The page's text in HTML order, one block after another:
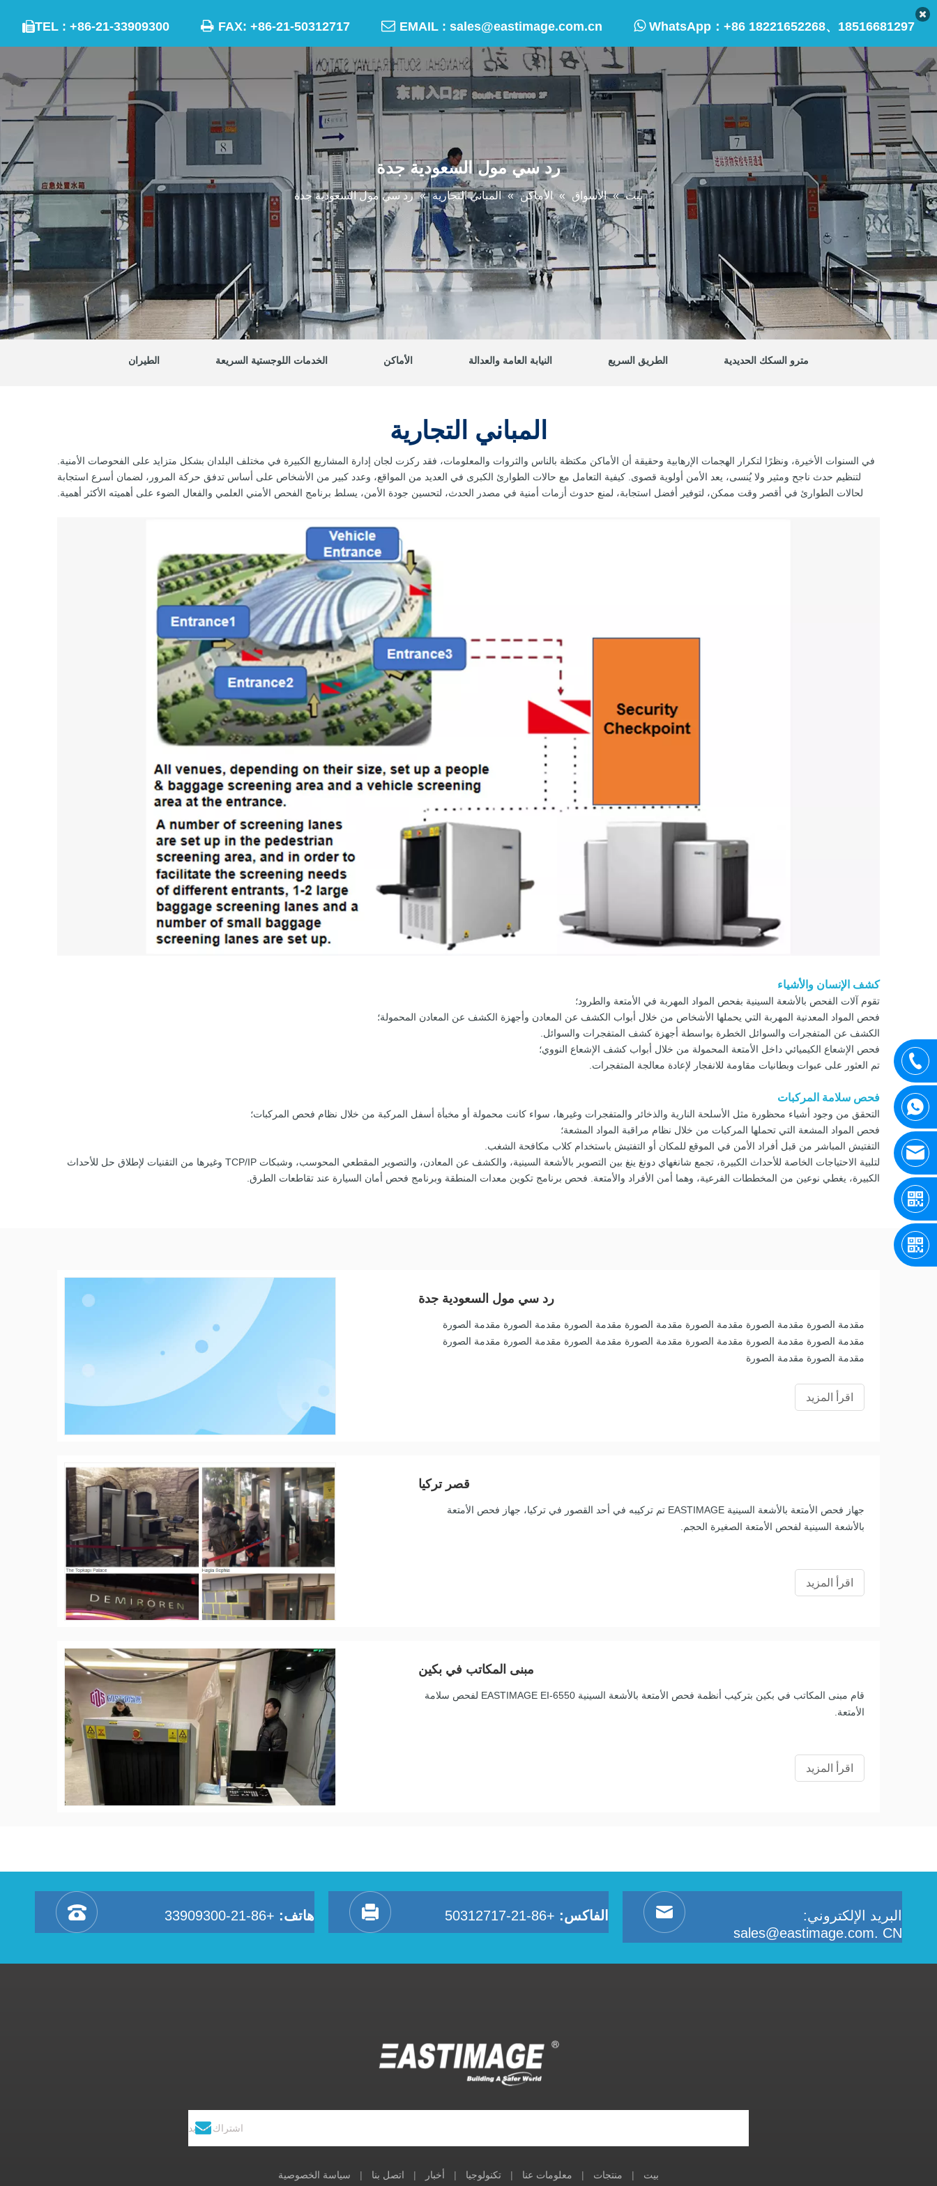
TEL : +86-21-33909300  FAX: +86-21-50312717  EMAIL : sales@eastimage.com.cn WhatsApp： +86 18221652268、18516681297
رد سي مول السعودية جدة
بيت » الأسواق » الأماكن » المباني التجارية » رد سي مول السعودية جدة
مترو السكك الحديدية الطريق السريع النيابة العامة والعدالة الأماكن الخدمات اللوجستية السريعة الطيران
المباني التجارية
في السنوات الأخيرة، ونظرًا لتكرار الهجمات الإرهابية وحقيقة أن الأماكن مكتظة بالناس والثروات والمعلومات، فقد ركزت لجان إدارة المشاريع الكبيرة في مختلف البلدان بشكل متزايد على الفحوصات الأمنية.
لتنظيم حدث ناجح ومثير ولا يُنسى، يعد الأمن أولوية قصوى. كيفية التعامل مع حالات الطوارئ الكبرى في العديد من المواقع، وعدد كبير من الأشخاص على أساس تدفق حركة المرور، لضمان أسرع استجابة
لحالات الطوارئ في أقصر وقت ممكن، لتوفير أفضل استجابة، لمنع حدوث أزمات أمنية في مصدر الحدث، لتحسين جودة الأمن، يسلط برنامج الفحص الأمني ​​العلمي والفعال الضوء على أهميته الأكثر أهمية.
كشف الإنسان والأشياء
تقوم آلات الفحص بالأشعة السينية بفحص المواد المهربة في الأمتعة والطرود؛
فحص المواد المعدنية المهربة التي يحملها الأشخاص من خلال أبواب الكشف عن المعادن وأجهزة الكشف عن المعادن المحمولة؛
الكشف عن المتفجرات والسوائل الخطرة بواسطة أجهزة كشف المتفجرات والسوائل.
فحص الإشعاع الكيميائي داخل الأمتعة المحمولة من خلال أبواب كشف الإشعاع النووي؛
تم العثور على عبوات وبطانيات مقاومة للانفجار لإعادة معالجة المتفجرات.
فحص سلامة المركبات
التحقق من وجود أشياء محظورة مثل الأسلحة النارية والذخائر والمتفجرات وغيرها، سواء كانت محمولة أو مخبأة أسفل المركبة من خلال نظام فحص المركبات؛
فحص المواد المشعة التي تحملها المركبات من خلال نظام مراقبة المواد المشعة؛
التفتيش المباشر من قبل أفراد الأمن في الموقع للمكان أو التفتيش باستخدام كلاب مكافحة الشغب.
لتلبية الاحتياجات الخاصة للأحداث الكبيرة، تجمع شانغهاي دونغ ينغ بين التصوير بالأشعة السينية، والكشف عن المعادن، والتصوير المقطعي المحوسب، وشبكات TCP/IP وغيرها من التقنيات لإطلاق حل للأحداث
الكبيرة، يغطي نوعين من المخططات الفرعية، وهما أمن الأفراد والأمتعة. فحص برنامج تكوين معدات المنطقة وبرنامج فحص أمان السيارة عند تقاطعات الطرق.
رد سي مول السعودية جدة
مقدمة الصورة مقدمة الصورة مقدمة الصورة مقدمة الصورة مقدمة الصورة مقدمة الصورة مقدمة الصورة
مقدمة الصورة مقدمة الصورة مقدمة الصورة مقدمة الصورة مقدمة الصورة مقدمة الصورة مقدمة الصورة
مقدمة الصورة مقدمة الصورة
اقرأ المزيد
قصر تركيا
جهاز فحص الأمتعة بالأشعة السينية EASTIMAGE تم تركيبه في أحد القصور في تركيا، جهاز فحص الأمتعة
بالأشعة السينية لفحص الأمتعة الصغيرة الحجم.
اقرأ المزيد
مبنى المكاتب في بكين
قام مبنى المكاتب في بكين بتركيب أنظمة فحص الأمتعة بالأشعة السينية EASTIMAGE EI-6550 لفحص سلامة
الأمتعة.
اقرأ المزيد
هاتف: +86-21-33909300 الفاكس: +86-21-50312717
البريد الإلكتروني:
sales@eastimage.com. CN
بيت | منتجات | معلومات عنا | تكنولوجيا | أخبار | اتصل بنا | سياسة الخصوصية